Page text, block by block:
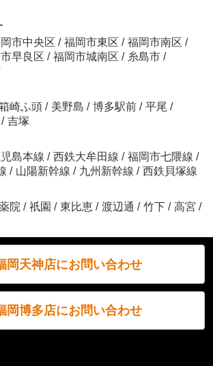
市中央区 / 福岡市東区 / 福岡市南区 /
早良区 / 福岡市城南区 / 糸島市 /
崎ふ頭 / 美野島 / 博多駅前 / 平尾 /
/ 吉塚
島本線 / 西鉄大牟田線 / 福岡市七隈線 /
/ 山陽新幹線 / 九州新幹線 / 西鉄貝塚線
院 / 祇園 / 東比恵 / 渡辺通 / 竹下 / 高宮 /
岡天神店にお問い合わせ
岡博多店にお問い合わせ